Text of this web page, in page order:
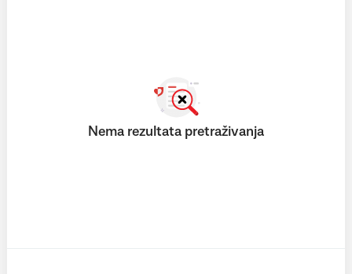
Nema rezultata pretraživanja